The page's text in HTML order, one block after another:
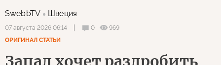
SwebbTV Швеция
07 августа 2026 06:14 0
969
ОРИГИНАЛ СТАТЬИ
Запад хочет раздробить